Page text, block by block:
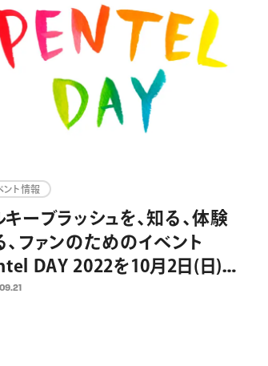
ント情報
キーブラッシュを、知る、体験
、ファンのためのイベント
DAY 2022を10月2日(日)開